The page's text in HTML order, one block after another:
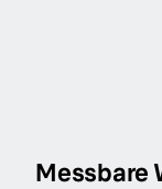
Messbare